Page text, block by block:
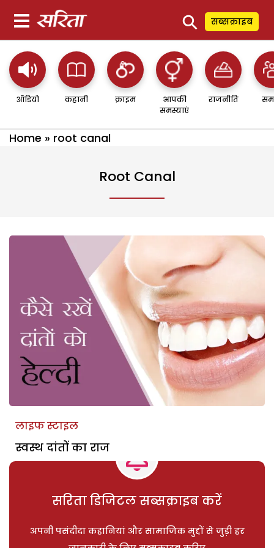
⚲ सब्सक्राइब
ऑडियो कहानी क्राइम
आपकी
समस्याएं
राजनीति
Home » root canal
Root Canal
लाइफ स्टाइल
स्वस्थ दांतों का राज
सरिता डिजिटल सब्सक्राइब करें
अपनी पसंदीदा कहानियां और सामाजिक मुद्दों से जुड़ी हर